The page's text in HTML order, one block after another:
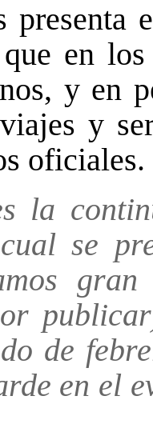
presenta
en
y en
y
oficiales.
la
se
de
en el